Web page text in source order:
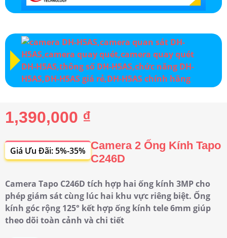
1,390,000 ₫
Giá Ưu Đãi: 5%-35% Camera 2 Ống Kính Tapo
C246D
Camera Tapo C246D tích hợp hai ống kính 3MP cho
phép giám sát cùng lúc hai khu vực riêng biệt. Ống
kính góc rộng 125° kết hợp ống kính tele 6mm giúp
theo dõi toàn cảnh và chi tiết